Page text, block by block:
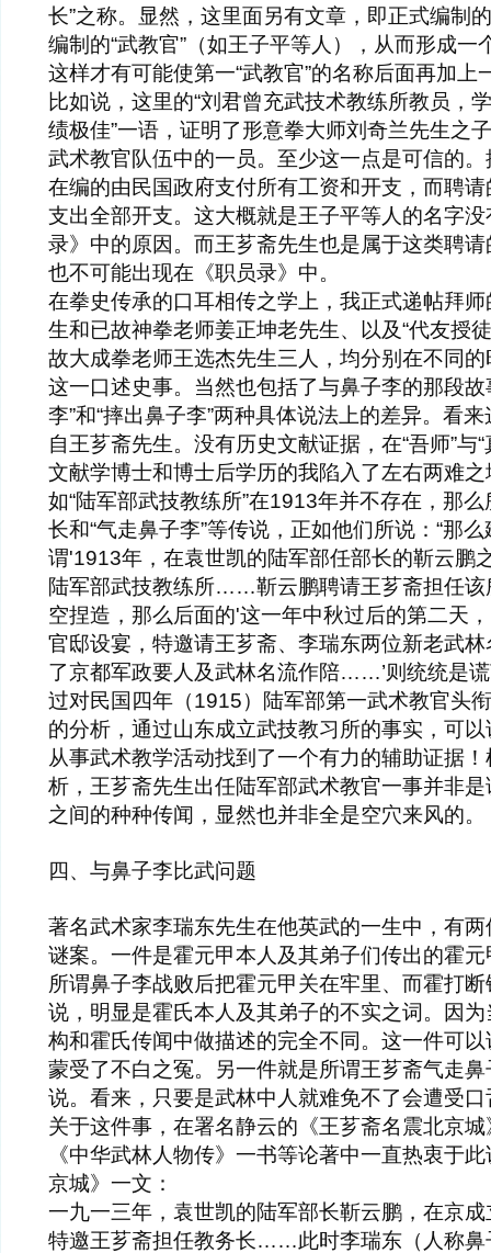
长”之称。显然，这里面另有文章，即正式编制
编制的“武教官”（如王子平等人），从而形成一
这样才有可能使第一“武教官”的名称后面再加上
比如说，这里的“刘君曾充武技术教练所教员，
绩极佳”一语，证明了形意拳大师刘奇兰先生之
武术教官队伍中的一员。至少这一点是可信的
在编的由民国政府支付所有工资和开支，而聘
支出全部开支。这大概就是王子平等人的名字
录》中的原因。而王芗斋先生也是属于这类聘
也不可能出现在《职员录》中。
在拳史传承的口耳相传之学上，我正式递帖拜
生和已故神拳老师姜正坤老先生、以及“代友授
故大成拳老师王选杰先生三人，均分别在不同
这一口述史事。当然也包括了与鼻子李的那段故
李”和“摔出鼻子李”两种具体说法上的差异。看
自王芗斋先生。没有历史文献证据，在“吾师”与
文献学博士和博士后学历的我陷入了左右两难
如“陆军部武技教练所”在1913年并不存在，那
长和“气走鼻子李”等传说，正如他们所说：“那
谓'1913年，在袁世凯的陆军部任部长的靳云鹏
陆军部武技教练所……靳云鹏聘请王芗斋担任该
空捏造，那么后面的'这一年中秋过后的第二天
官邸设宴，特邀请王芗斋、李瑞东两位新老武
了京都军政要人及武林名流作陪……’则统统是
过对民国四年（1915）陆军部第一武术教官头
的分析，通过山东成立武技教习所的事实，可
从事武术教学活动找到了一个有力的辅助证据
析，王芗斋先生出任陆军部武术教官一事并非
之间的种种传闻，显然也并非全是空穴来风的。
四、与鼻子李比武问题
著名武术家李瑞东先生在他英武的一生中，有
谜案。一件是霍元甲本人及其弟子们传出的霍
所谓鼻子李战败后把霍元甲关在牢里、而霍打
说，明显是霍氏本人及其弟子的不实之词。因
构和霍氏传闻中做描述的完全不同。这一件可
蒙受了不白之冤。另一件就是所谓王芗斋气走
说。看来，只要是武林中人就难免不了会遭受
关于这件事，在署名静云的《王芗斋名震北京
《中华武林人物传》一书等论著中一直热衷于
京城》一文：
一九一三年，袁世凯的陆军部长靳云鹏，在京
特邀王芗斋担任教务长……此时李瑞东（人称鼻